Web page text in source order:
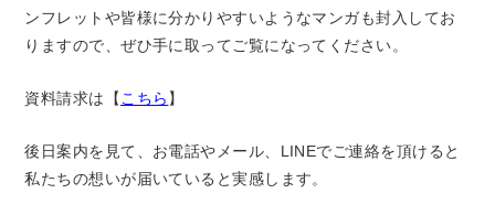
ンフレットや皆様に分かりやすいようなマンガも封入してお
りますので、ぜひ手に取ってご覧になってください。
資料請求は【 こちら 】
後日案内を見て、お電話やメール、LINEでご連絡を頂けると
私たちの想いが届いていると実感します。